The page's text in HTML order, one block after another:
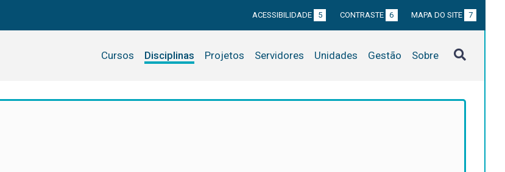
ACESSIBILIDADE 5 CONTRASTE 6 MAPA DO SITE 7
Cursos Disciplinas Projetos Servidores Unidades Gestão Sobre